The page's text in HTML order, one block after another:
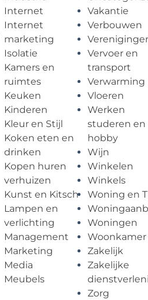
Internet
Internet
marketing
Isolatie
Kamers en
ruimtes
Keuken
Kinderen
Kleur en Stijl
Koken eten en
drinken
Kopen huren
verhuizen
Kunst en Kitsch
Lampen en
verlichting
Management
Marketing
Media
Meubels
Vakantie
Verbouwen
Vervoer en
transport
Verwarming
Vloeren
Werken
studeren en
hobby
Wijn
Winkelen
Winkels
Woning en
Woningen
Woonkamer
Zakelijk
Zakelijke
Zorg